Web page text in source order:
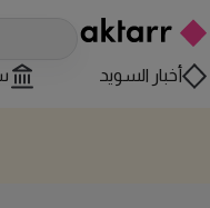
أخبار السويد